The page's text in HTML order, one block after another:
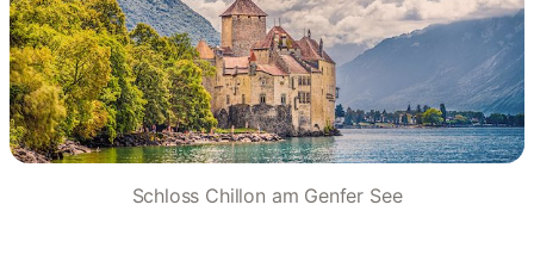
Schloss Chillon am Genfer See